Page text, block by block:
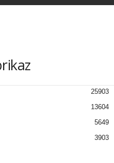
25903
13604
5649
3903